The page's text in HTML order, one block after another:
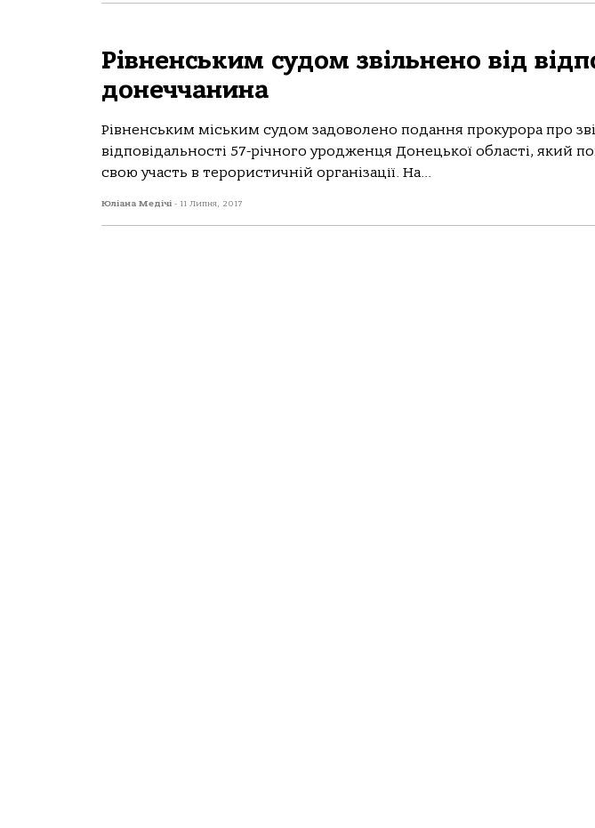
Рівненським судом звільнено від
донеччанина
Рівненським міським судом задоволено подання прокурора про
відповідальності 57-річного уродженця Донецької області, який
свою участь в терористичній організації. На...
Юліана Медічі - 11 Липня, 2017